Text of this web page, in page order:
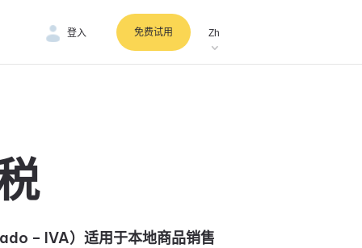
Zh
免费试用
登入
– IVA）适用于本地商品销售